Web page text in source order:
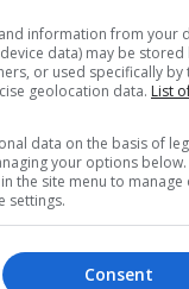
ligat kryesore të
arritur më shumë
të përballen me
Germain në
information from your
data) may be stored
or used specifically by
geolocation data. List
data on the basis of
your options
the site menu to manage
settings.
Consent